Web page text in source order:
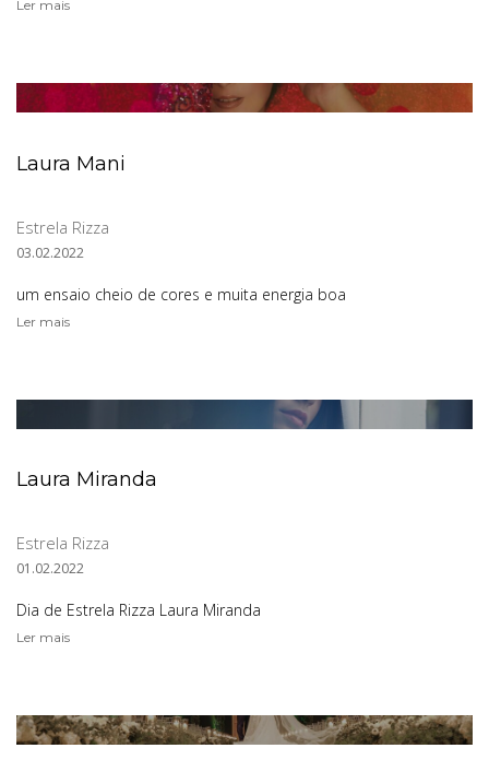
Ler mais
Laura Mani
Estrela Rizza
03.02.2022
um ensaio cheio de cores e muita energia boa
Ler mais
Laura Miranda
Estrela Rizza
01.02.2022
Dia de Estrela Rizza Laura Miranda
Ler mais